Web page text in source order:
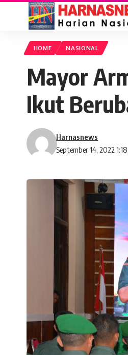
HOME NASIONAL
Mayor
Ikut
September 14, 2022
Harnasnews